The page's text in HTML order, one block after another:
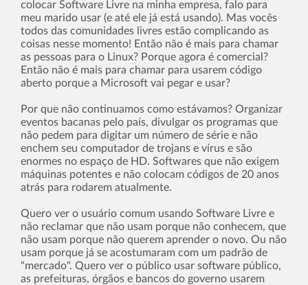
colocar Software Livre na minha empresa, falo para
meu marido usar (e até ele já está usando). Mas vocês
todos das comunidades livres estão complicando as
coisas nesse momento! Então não é mais para chamar
as pessoas para o Linux? Porque agora é comercial?
Então não é mais para chamar para usarem código
aberto porque a Microsoft vai pegar e usar?
Por que não continuamos como estávamos? Organizar
eventos bacanas pelo paí­s, divulgar os programas que
não pedem para digitar um número de série e não
enchem seu computador de trojans e ví­rus e são
enormes no espaço de HD. Softwares que não exigem
máquinas potentes e não colocam códigos de 20 anos
atrás para rodarem atualmente.
Quero ver o usuário comum usando Software Livre e
não reclamar que não usam porque não conhecem, que
não usam porque não querem aprender o novo. Ou não
usam porque já se acostumaram com um padrão de
"mercado". Quero ver o público usar software público,
as prefeituras, órgãos e bancos do governo usarem